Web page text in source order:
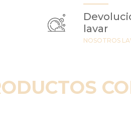
lavar
NOSOTROS